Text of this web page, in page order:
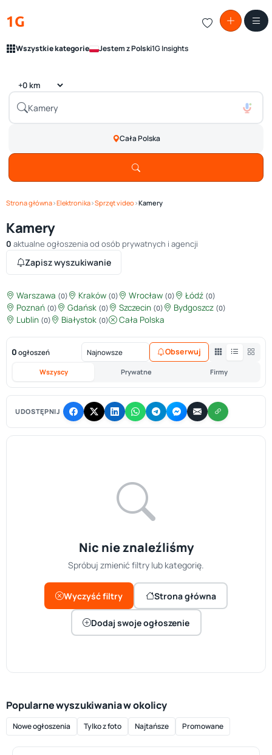
1G
Wszystkie kategorie Jestem z Polski1G Insights
Cała Polska
Strona główna›Elektronika›Sprzęt video ›Kamery
Kamery
0 aktualne ogłoszenia od osób prywatnych i agencji
Zapisz wyszukiwanie
Warszawa (0) Kraków (0) Wrocław (0) Łódź (0)
Poznań (0) Gdańsk (0) Szczecin (0) Bydgoszcz (0)
Lublin (0) Białystok (0) Cała Polska
0 ogłoszeń
Wszyscy Prywatne Firmy
Obserwuj
UDOSTĘPNIJ
Nic nie znaleźliśmy
Spróbuj zmienić filtry lub kategorię.
Wyczyść filtry Strona główna
Dodaj swoje ogłoszenie
Popularne wyszukiwania w okolicy
Nowe ogłoszenia Tylko z foto Najtańsze Promowane